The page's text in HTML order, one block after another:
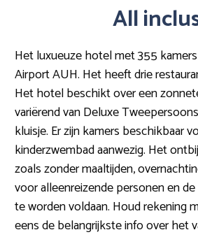
All
Het luxueuze hotel met 355
Airport AUH. Het heeft drie
Het hotel beschikt over een
variërend van Deluxe
kluisje. Er zijn kamers beschikbaar
kinderzwembad aanwezig. Het
zoals zonder maaltijden,
voor alleenreizende personen en
te worden voldaan. Houd rekening
eens de belangrijkste info over het